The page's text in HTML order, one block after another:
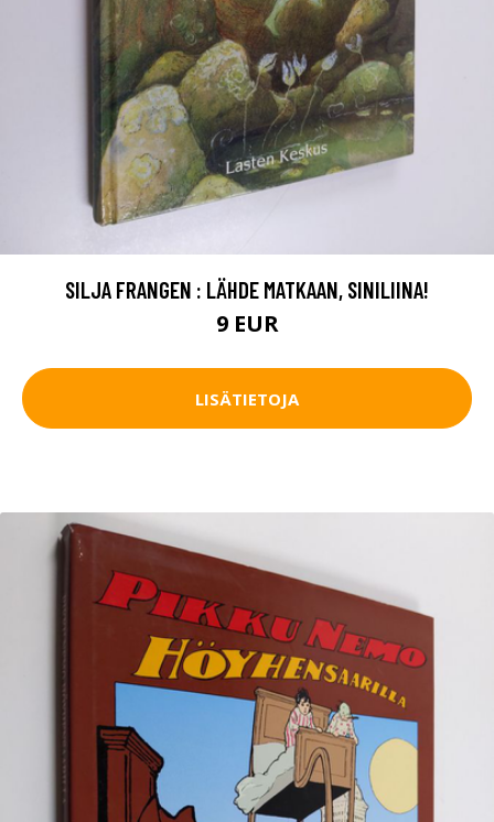
SILJA FRANGEN : LÄHDE MATKAAN, SINILIINA!
9 EUR
LISÄTIETOJA